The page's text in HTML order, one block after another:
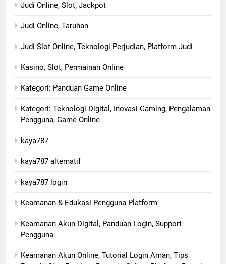
Judi Online, Slot, Jackpot
Judi Online, Taruhan
Judi Slot Online, Teknologi Perjudian, Platform Judi
Kasino, Slot, Permainan Online
Kategori: Panduan Game Online
Kategori: Teknologi Digital, Inovasi Gaming, Pengalaman
Pengguna, Game Online
kaya787
kaya787 alternatif
kaya787 login
Keamanan & Edukasi Pengguna Platform
Keamanan Akun Digital, Panduan Login, Support
Pengguna
Keamanan Akun Online, Tutorial Login Aman, Tips